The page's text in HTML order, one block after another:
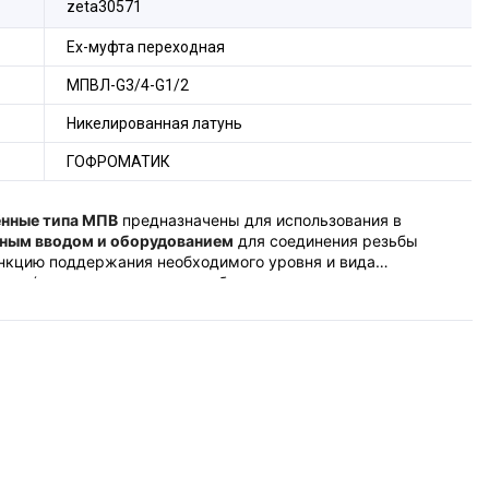
zeta30571
Ех-муфта переходная
МПВЛ-G3/4-G1/2
Никелированная латунь
ГОФРОМАТИК
типа МПВ предназначены для использования в
вводом и оборудованием для соединения резьбы
поддержания необходимого уровня и вида
(кроме подземных выработок шахт и их наземных